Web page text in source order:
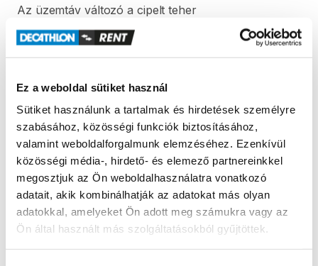
Ez a weboldal sütiket használ
Sütiket használunk a tartalmak és hirdetések személyre
szabásához, közösségi funkciók biztosításához,
valamint weboldalforgalmunk elemzéséhez. Ezenkívül
közösségi média-, hirdető- és elemező partnereinkkel
megosztjuk az Ön weboldalhasználatra vonatkozó
adatait, akik kombinálhatják az adatokat más olyan
adatokkal, amelyeket Ön adott meg számukra vagy az
Ön által használt más szolgáltatásokból gyűjtöttek.
Az üzemtáv változó a cipelt teher
(felhasználó+csomag)
szintkülönbségek és a
külső hőmérséklet függvényében.
maximális
üzemtávot szintkülönbség
nélkül):
ECO üzemmód: max. 70 km
Normál üzemmód: max. 50 km
üzemmód:
Méretek
Méretek:
méret: 50-1​,​ 72
m.